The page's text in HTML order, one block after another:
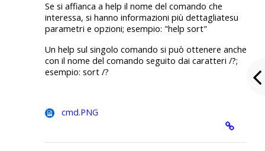
Se si affianca a help il nome del comando che
interessa, si hanno informazioni più dettagliatesu
parametri e opzioni; esempio: "help sort"
Un help sul singolo comando si può ottenere anche
con il nome del comando seguito dai caratteri /?;
esempio: sort /?
cmd.PNG